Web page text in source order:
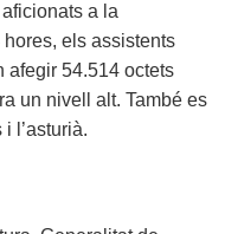
a la
els assistents
afegir 54.514 octets
un nivell alt. També es
l’asturià.